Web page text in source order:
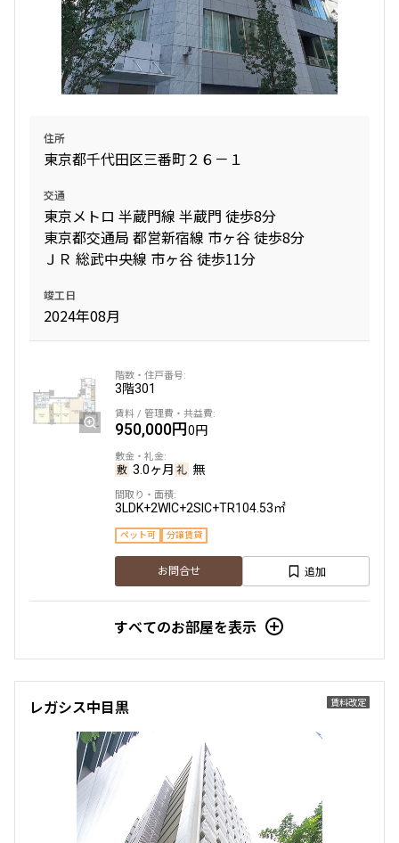
2LDK+WIC+SIC53.99㎡
三井の賃貸 ペット可 タワー
お問合せ 追加
1.0ヶ月 無
2LDK+WIC+SIC 52.58㎡
9階 ９０７
398,000円
1.0ヶ月
2LDK+2WIC+SIC64.30㎡
三井の賃貸 ペット可 タワー
追加
468,000円
無
3LDK+WIC72.15㎡
三井の賃貸 ペット可 タワー
住所
東京都千代田区三番町２６－１
交通
東京メトロ 半蔵門線 半蔵門 徒歩8分
東京都交通局 都営新宿線 市ヶ谷 徒歩8分
ＪＲ 総武中央線 市ヶ谷 徒歩11分
竣工日
2024年08月
3階301
950,000円0円
3.0ヶ月 無
3LDK+2WIC+2SIC+TR104.53㎡
ペット可 分譲賃貸
お問合せ 追加
すべてのお部屋を表示
賃料改定
レガシス中目黒